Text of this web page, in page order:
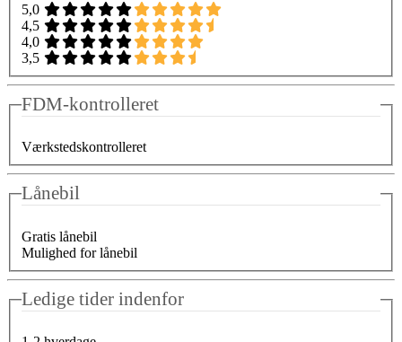
5,0
4,5
4,0
3,5
FDM-kontrolleret
Værkstedskontrolleret
Lånebil
Gratis lånebil
Mulighed for lånebil
Ledige tider indenfor